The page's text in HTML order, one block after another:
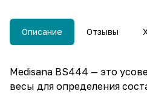
Описание Отзывы
Medisana BS444 — это
весы для определения